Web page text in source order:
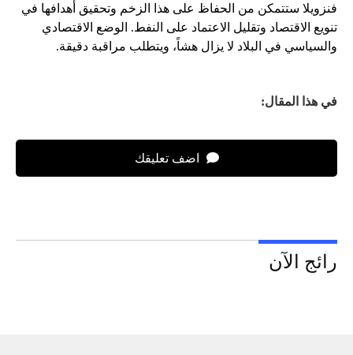
فنزويلا ستتمكن من الحفاظ على هذا الزخم وتحقيق أهدافها في
تنويع الاقتصاد وتقليل الاعتماد على النفط. الوضع الاقتصادي
والسياسي في البلاد لا يزال هشاً، ويتطلب مراقبة دقيقة.
في هذا المقال:
اضف تعليقك
رائج الآن